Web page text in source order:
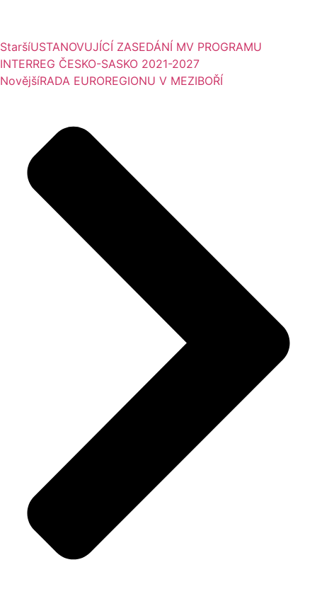
StaršíUSTANOVUJÍCÍ ZASEDÁNÍ MV PROGRAMU
INTERREG ČESKO-SASKO 2021-2027
NovějšíRADA EUROREGIONU V MEZIBOŘÍ